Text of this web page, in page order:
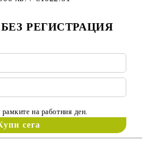
РЕГИСТРАЦИЯ
на работния ден.